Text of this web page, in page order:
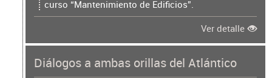
curso “Mantenimiento de Edificios”.
Ver detalle
Diálogos a ambas orillas del Atlántico